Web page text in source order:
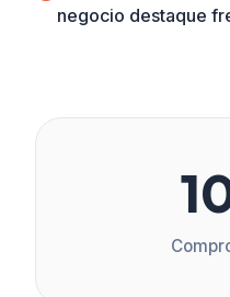
negocio destaque